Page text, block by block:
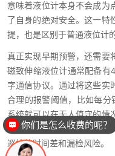
意味着液位计本身不会成为
了自身的绝对安全。这一特
提，也是区别于普通液位计
真正实现早期预警，还需要
磁致伸缩液位计通常配备有
字通信协议。通过将这些实
合理的报警阈值，比如每分
系统就可以在无人值守的情
线，甚至联动关闭进料阀门
巡检的时间差和漏检风险。
你们是怎么收费的呢？